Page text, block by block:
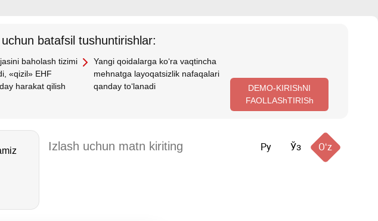
batafsil tushuntirishlar:
baholash tizimi
«qizil» EHF
harakat qilish
Yangi qoidalarga koʻra vaqtincha
mehnatga layoqatsizlik nafaqalari
qanday toʻlanadi
DEMO-KIRIShNI
FAOLLAShTIRISh
Ру Ўз Oʻz